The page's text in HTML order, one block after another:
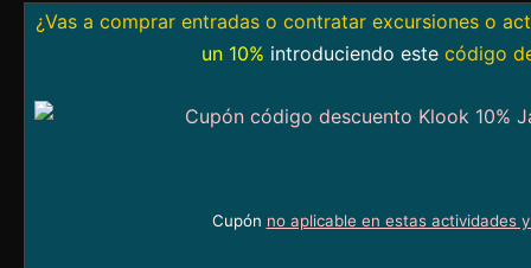
¿Vas a comprar entradas o contratar excursiones o
un 10% introduciendo este código
Cupón no aplicable en estas actividades